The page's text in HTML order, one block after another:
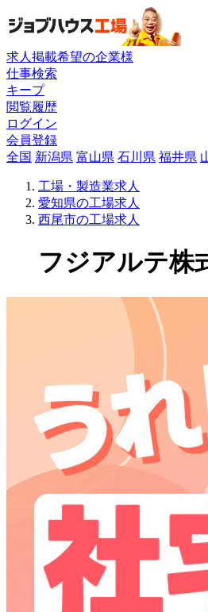
求人掲載希望の企業様
仕事検索
キープ
閲覧履歴
ログイン
会員登録
全国 新潟県 富山県 石川県 福井県
工場・製造業求人
愛知県の工場求人
西尾市の工場求人
フジアルテ株